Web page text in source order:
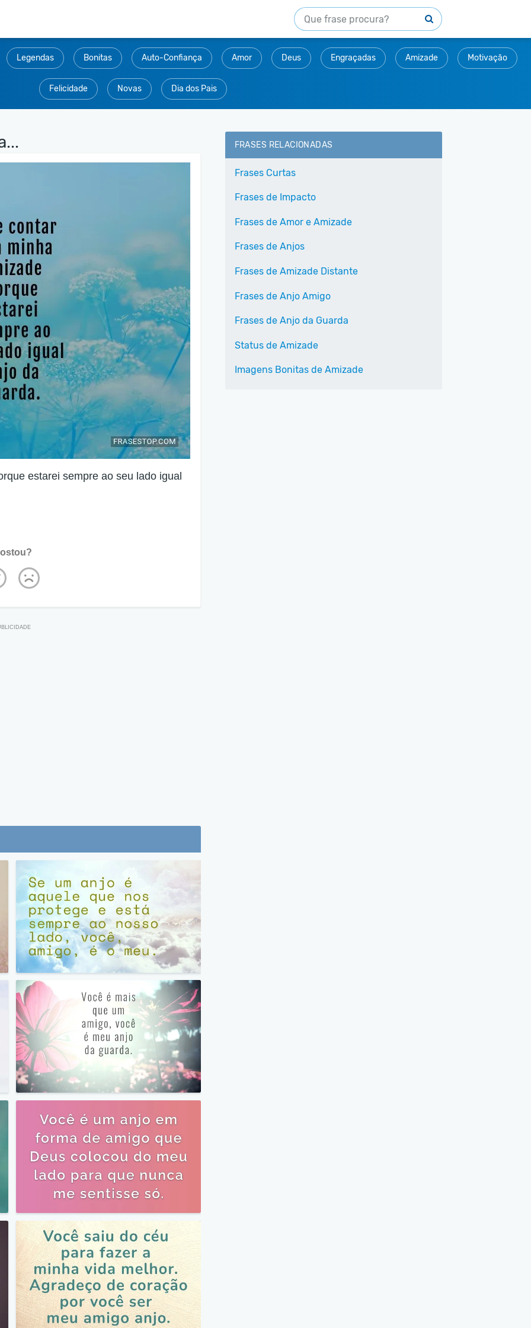
Legendas Bonitas Auto-Confiança Amor Deus Engraçadas Amizade Motivação
Felicidade Novas Dia dos Pais
estarei sempre ao seu lado igual
FRASES RELACIONADAS
Frases Curtas
Frases de Impacto
Frases de Amor e Amizade
Frases de Anjos
Frases de Amizade Distante
Frases de Anjo Amigo
Frases de Anjo da Guarda
Status de Amizade
Imagens Bonitas de Amizade